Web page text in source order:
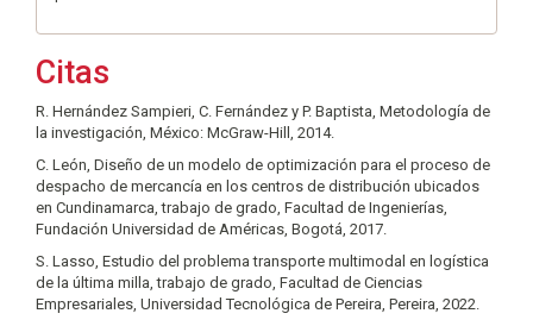
Citas
R. Hernández Sampieri, C. Fernández y P. Baptista, Metodología de
la investigación, México: McGraw-Hill, 2014.
C. León, Diseño de un modelo de optimización para el proceso de
despacho de mercancía en los centros de distribución ubicados
en Cundinamarca, trabajo de grado, Facultad de Ingenierías,
Fundación Universidad de Américas, Bogotá, 2017.
S. Lasso, Estudio del problema transporte multimodal en logística
de la última milla, trabajo de grado, Facultad de Ciencias
Empresariales, Universidad Tecnológica de Pereira, Pereira, 2022.